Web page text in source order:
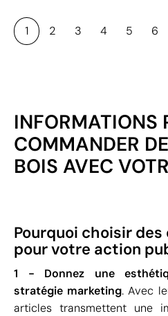
1 2 3 4 5 6
INFORMATIONS
COMMANDER
BOIS AVEC
Pourquoi choisir
pour votre action
1 - Donnez une
stratégie marketing. Avec
articles transmettent une